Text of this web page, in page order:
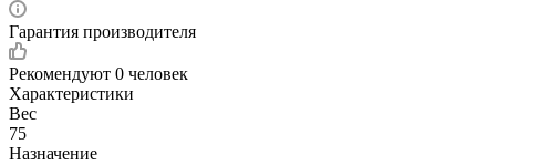
Гарантия производителя
Рекомендуют 0 человек
Характеристики
Вес
75
Назначение